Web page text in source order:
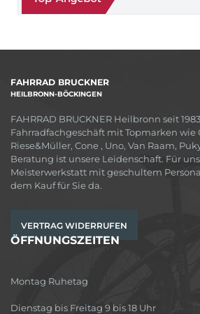
FAHRRAD BRUCKNER
HEILBRONN-BÖCKINGEN
FAHRRAD BRUCKNER Heilbronn seit
Fahrradfachgeschäft mit Topmarken wie
Riese&Müller, Cone , Uno, Van Raam,
Beratung ist unsere Leidenschaft. Für
Meisterwerkstatt mit geschultem
dem Kauf für Sie da.
VERTRAG WIDERRUFEN
ÖFFNUNGSZEITEN
Montag Ruhetag
Dienstag bis Freitag 9 bis 18 Uhr